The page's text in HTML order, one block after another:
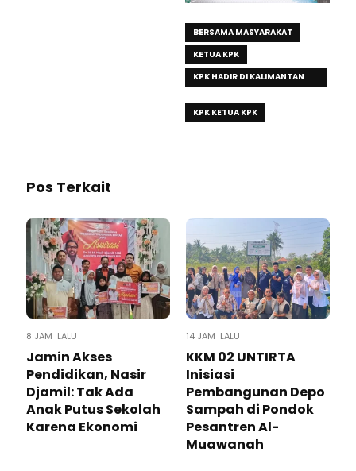
BERSAMA MASYARAKAT
KETUA KPK
KPK HADIR DI KALIMANTAN
KPK KETUA KPK
Pos Terkait
8 JAM LALU
Jamin Akses
Pendidikan, Nasir
Djamil: Tak Ada
Anak Putus Sekolah
Karena Ekonomi
14 JAM LALU
KKM 02 UNTIRTA
Inisiasi
Pembangunan Depo
Sampah di Pondok
Pesantren Al-
Muawanah